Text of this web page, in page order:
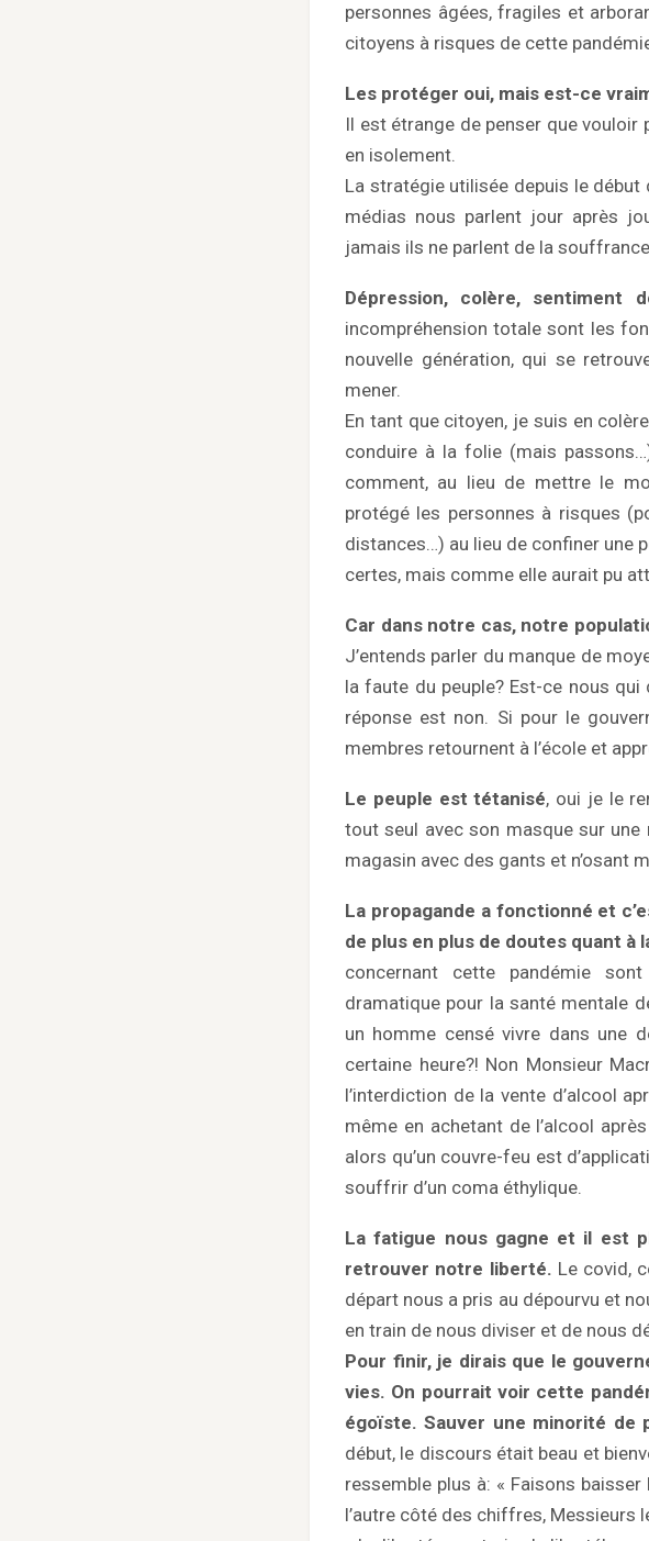
personnes âgées, fragiles et
citoyens à risques de cette
Les protéger oui, mais est-ce
Il est étrange de penser que vouloir
en isolement.
La stratégie utilisée depuis le
médias nous parlent jour après
jamais ils ne parlent de la
Dépression, colère, sentiment
incompréhension totale sont les
nouvelle génération, qui se
mener.
En tant que citoyen, je suis en
conduire à la folie (mais
comment, au lieu de mettre le
protégé les personnes à risques
distances…) au lieu de confiner une
certes, mais comme elle aurait pu
Car dans notre cas, notre
J’entends parler du manque de
la faute du peuple? Est-ce nous
réponse est non. Si pour le
membres retournent à l’école et
Le peuple est tétanisé, oui je le
tout seul avec son masque sur
magasin avec des gants et n’osant
La propagande a fonctionné et
de plus en plus de doutes quant à
concernant cette pandémie
dramatique pour la santé mentale
un homme censé vivre dans une
certaine heure?! Non Monsieur
l’interdiction de la vente d’alcool
même en achetant de l’alcool
alors qu’un couvre-feu est
souffrir d’un coma éthylique.
La fatigue nous gagne et il est
retrouver notre liberté. Le covid,
départ nous a pris au dépourvu et
en train de nous diviser et de nous
Pour finir, je dirais que le
vies. On pourrait voir cette
égoïste. Sauver une minorité de
début, le discours était beau et
ressemble plus à: « Faisons
l’autre côté des chiffres, Messieurs